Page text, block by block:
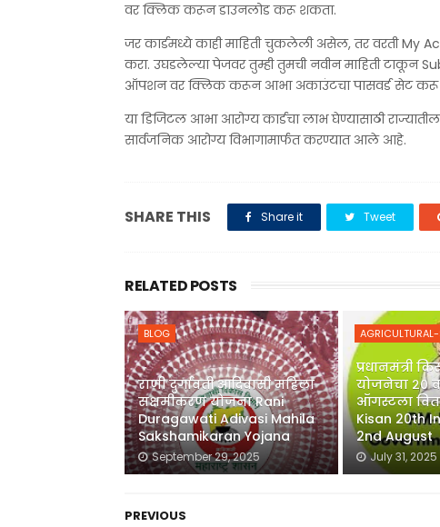
वर क्लिक करून डाउनलोड करू शकता.
जर कार्डमध्ये काही माहिती चुकलेली असेल, तर वरती
करा. उघडलेल्या पेजवर तुम्ही तुमची नवीन माहिती टाकून
ऑपशन वर क्लिक करून आभा अकाउंटचा पासवर्ड सेट करू
या डिजिटल आभा आरोग्य कार्डचा लाभ घेण्यासाठी
सार्वजनिक आरोग्य विभागामार्फत करण्यात आले आहे.
SHARE THIS Share it Tweet
RELATED POSTS
BLOG
राणी दुर्गावती आदिवासी महिला
सक्षमीकरण योजना Rani
Duragawati Adivasi Mahila
Sakshamikaran Yojana
September 29, 2025
प्रधानमंत्री
योजनेचा २०
ऑगस्टला
Kisan 20th
2nd August
July 31, 2025
PREVIOUS